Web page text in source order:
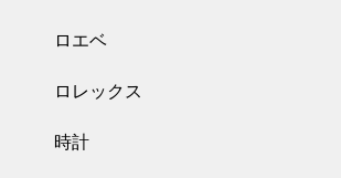
ロエベ
ロレックス
時計